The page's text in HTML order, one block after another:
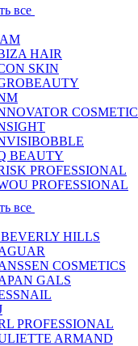
все
HAIR
SKIN
BEAUTY
PROFESSIONAL
PROFESSIONAL
все
BEVERLY HILLS
COSMETICS
GALS
PROFESSIONAL
ARMAND